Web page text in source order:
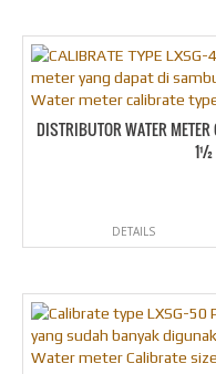
DISTRIBUTOR WATER
1½
DETAILS